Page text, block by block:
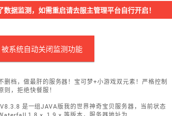
据监测，如需重启请去服主管理平台自行开启！
系统自动关闭监测功能
删档，做最肝的服务器！宝可梦+小游戏双元素！严格控制
则，拒绝快餐服！
是一组JAVA版我的世界神奇宝贝服务器，当前状态